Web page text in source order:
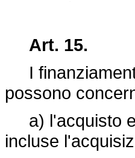
Art. 15.
I
possono
a) l'acquisto e
incluse